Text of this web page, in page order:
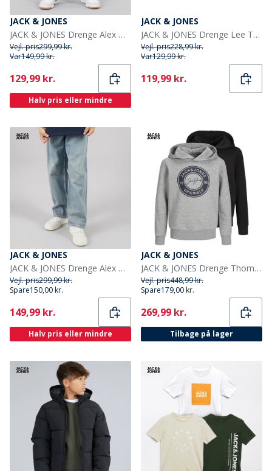
JACK & JONES
JACK & JONES Drenge Alex Norrebro SQ 150 Baggy Fit Jeans Blue Denim
Vejl. pris299,99 kr.
Var149,99 kr.
Current
129,99 kr.
Halv pris eller mindre
JACK & JONES
JACK & JONES Drenge Lee Trunks 5-pak Surf The Web
Vejl. pris228,99 kr.
Var129,99 kr.
Current
119,99 kr.
JACK & JONES
JACK & JONES Drenge Alex Orginal AKM 308 Baggy Fit Jeans Blue Denim
Vejl. pris299,99 kr.
Spare150,00 kr.
Current
149,99 kr.
Halv pris eller mindre
JACK & JONES
JACK & JONES Drenge Thomas To-Pak Hoodies Lysegrå Melange/Sort
Vejl. pris448,99 kr.
Spare179,00 kr.
Current
269,99 kr.
Tilbage på lager